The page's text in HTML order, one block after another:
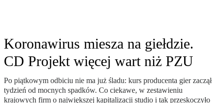
Koronawirus miesza na giełdzie.
CD Projekt więcej wart niż PZU
Po piątkowym odbiciu nie ma już śladu: kurs producenta gier zaczął
tydzień od mocnych spadków. Co ciekawe, w zestawieniu
krajowych firm o największej kapitalizacji studio i tak przeskoczyło